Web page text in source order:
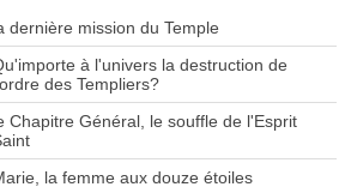
dernière mission du Temple
à l'univers la destruction de
des Templiers?
Chapitre Général, le souffle de l'Esprit
la femme aux douze étoiles